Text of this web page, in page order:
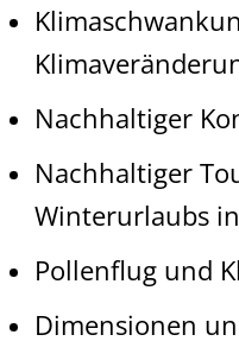
Nachhaltiger
Nachhaltiger
Winterurlaubs
Pollenflug und
Dimensionen